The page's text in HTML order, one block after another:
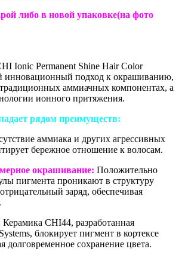
либо в новой упаковке(на фото
Ionic Permanent Shine Hair Color
инновационный подход к окрашиванию,
аммиачных компонентах, а
ионного притяжения.
рядом преимуществ:
аммиака и других агрессивных
бережное отношение к волосам.
окрашивание: Положительно
пигмента проникают в структуру
заряд, обеспечивая
Керамика CHI44, разработанная
блокирует пигмент в кортексе
долговременное сохранение цвета.